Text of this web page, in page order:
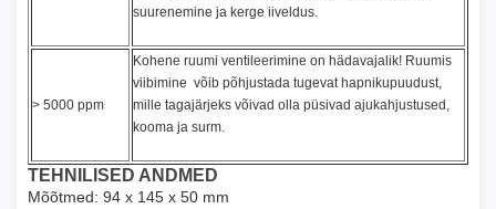
suurenemine ja kerge iiveldus.
> 5000 ppm
Kohene ruumi ventileerimine on hädavajalik! Ruumis
viibimine võib põhjustada tugevat hapnikupuudust,
mille tagajärjeks võivad olla püsivad ajukahjustused,
kooma ja surm.
TEHNILISED ANDMED
Mõõtmed: 94 x 145 x 50 mm